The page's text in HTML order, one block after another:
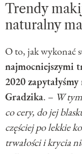
Trendy
naturalny
O to, jak wykonać
najmocniejszymi
2020
Gradzika. – W
co cery, do jej
częściej po lekkie
trwałości i krycia